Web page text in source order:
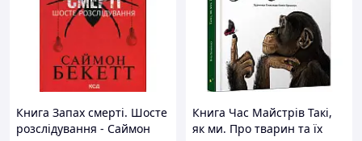
Книга Запах смерті. Шосте
розслідування - Саймон
Книга Час Майстрів Такі,
як ми. Про тварин та їх